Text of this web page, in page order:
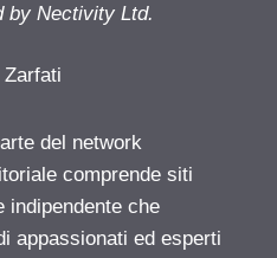
by Nectivity Ltd.
Zarfati
del network
comprende siti
indipendente che
appassionati ed esperti